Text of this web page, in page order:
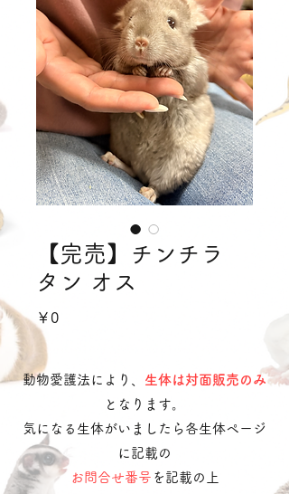
【完売】チンチラ
タン オス
￥0価
動物愛護法により、 生体は対面販売のみ
となります。
気になる生体がいましたら各生体ページ
に記載の
お問合せ番号 を記載の上